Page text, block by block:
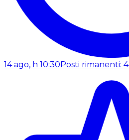
14 ago, h 10:30Posti rimanenti: 4